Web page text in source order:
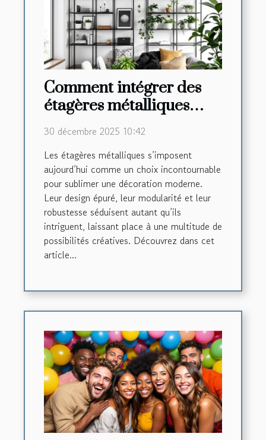
Comment intégrer des
étagères métalliques
dans une décoration
moderne ?
30 décembre 2025 10:42
Les étagères métalliques s’imposent
aujourd’hui comme un choix incontournable
pour sublimer une décoration moderne.
Leur design épuré, leur modularité et leur
robustesse séduisent autant qu’ils
intriguent, laissant place à une multitude de
possibilités créatives. Découvrez dans cet
article...